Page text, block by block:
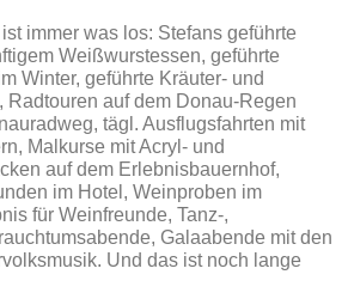
immer was los: Stefans geführte
Weißwurstessen, geführte
Winter, geführte Kräuter- und
Radtouren auf dem Donau-Regen
tägl. Ausflugsfahrten mit
Malkurse mit Acryl- und
auf dem Erlebnisbauernhof,
im Hotel, Weinproben im
für Weinfreunde, Tanz-,
Galaabende mit den
Und das ist noch lange